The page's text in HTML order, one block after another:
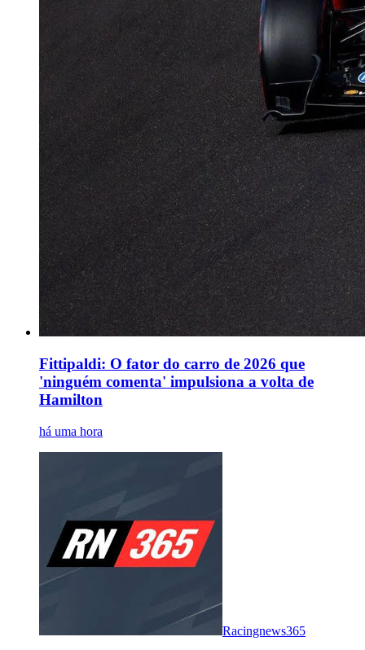
Fittipaldi: O fator do carro de 2026 que
'ninguém comenta' impulsiona a volta de
Hamilton
há uma hora
Racingnews365